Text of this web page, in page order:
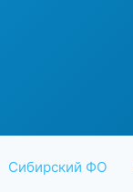
Сибирский ФО